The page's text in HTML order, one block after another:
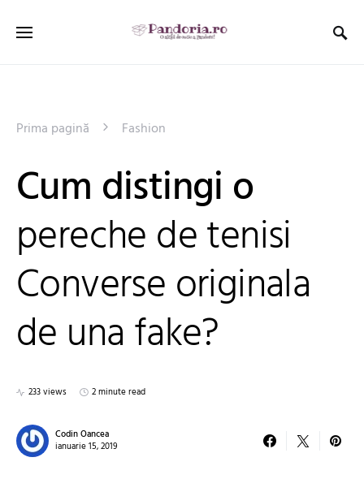
Prima pagină Fashion
Cum distingi o
pereche de tenisi
Converse originala
de una fake?
233 views 2 minute read
Codin Oancea
ianuarie 15, 2019